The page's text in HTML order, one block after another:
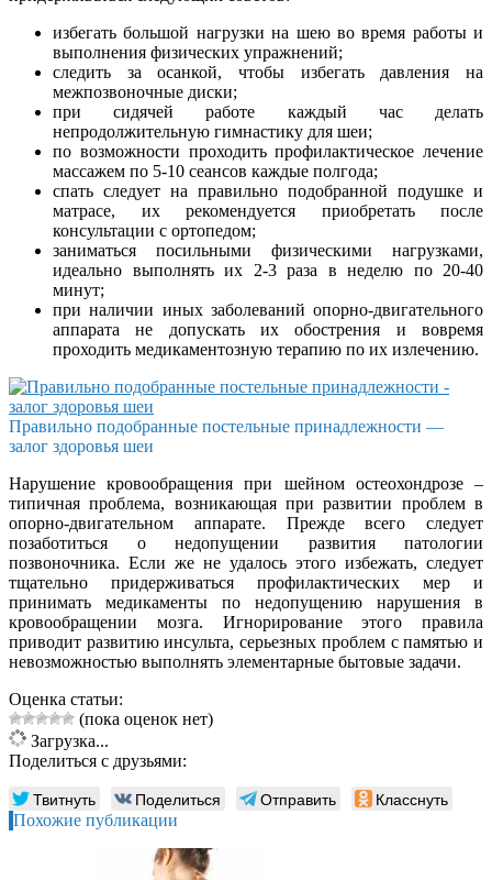
избегать большой нагрузки на шею во время работы и
выполнения физических упражнений;
следить за осанкой, чтобы избегать давления на
межпозвоночные диски;
при сидячей работе каждый час делать
непродолжительную гимнастику для шеи;
по возможности проходить профилактическое лечение
массажем по 5-10 сеансов каждые полгода;
спать следует на правильно подобранной подушке и
матрасе, их рекомендуется приобретать после
консультации с ортопедом;
заниматься посильными физическими нагрузками,
идеально выполнять их 2-3 раза в неделю по 20-40
минут;
при наличии иных заболеваний опорно-двигательного
аппарата не допускать их обострения и вовремя
проходить медикаментозную терапию по их излечению.
Правильно подобранные постельные принадлежности —
залог здоровья шеи
Нарушение кровообращения при шейном остеохондрозе –
типичная проблема, возникающая при развитии проблем в
опорно-двигательном аппарате. Прежде всего следует
позаботиться о недопущении развития патологии
позвоночника. Если же не удалось этого избежать, следует
тщательно придерживаться профилактических мер и
принимать медикаменты по недопущению нарушения в
кровообращении мозга. Игнорирование этого правила
приводит развитию инсульта, серьезных проблем с памятью и
невозможностью выполнять элементарные бытовые задачи.
Оценка статьи:
(пока оценок нет)
Загрузка...
Поделиться с друзьями:
Твитнуть Поделиться Отправить Класснуть
Похожие публикации